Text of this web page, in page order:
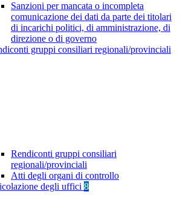
Sanzioni per mancata o incompleta
comunicazione dei dati da parte dei titolari
di incarichi politici, di amministrazione, di
direzione o di governo
gruppi consiliari regionali/provinciali
Rendiconti gruppi consiliari
regionali/provinciali
Atti degli organi di controllo
degli uffici 8